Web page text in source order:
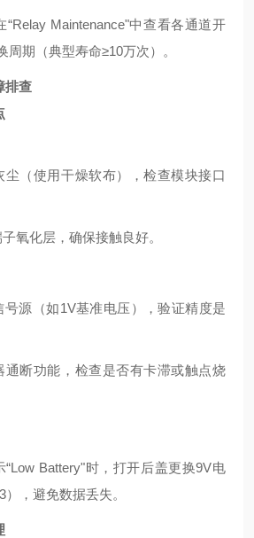
“Relay Maintenance"中查看各通道开
周期（典型寿命≥10万次）。
排查
尘（使用干燥软布），检查模块接口
氧化层，确保接触良好。
号源（如1V基准电压），验证精度是
通断功能，检查是否有卡滞或触点烧
“Low Battery"时，打开后盖更换9V电
），避免数据丢失。